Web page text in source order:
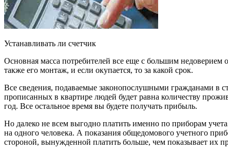
Устанавливать ли счетчик
Основная масса потребителей все еще с большим недоверием
также его монтаж, и если окупается, то за какой срок.
Все сведения, подаваемые законопослушными гражданами в
прописанных в квартире людей будет равна количеству
год. Все остальное время вы будете получать прибыль.
Но далеко не всем выгодно платить именно по приборам
на одного человека. А показания общедомового учетного
стороной, вынужденной платить больше, чем показывает их